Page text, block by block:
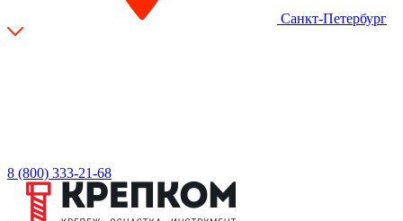
Санкт-Петербург
8 (800) 333-21-68